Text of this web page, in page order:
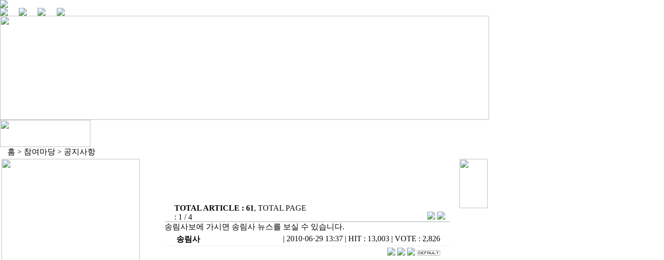
홈 > 참여마당 > 공지사항
TOTAL ARTICLE : 61, TOTAL PAGE
: 1 / 4
송림사보에 가시면 송림사 뉴스를 보실 수 있습니다.
송림사
| 2010·06·29 13:37 | HIT : 13,003 | VOTE : 2,826